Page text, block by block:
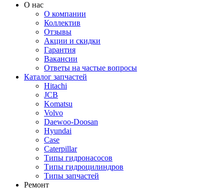
О нас
О компании
Коллектив
Отзывы
Акции и скидки
Гарантия
Вакансии
Ответы на частые вопросы
Каталог запчастей
Hitachi
JCB
Komatsu
Volvo
Daewoo-Doosan
Hyundai
Case
Caterpillar
Типы гидронасосов
Типы гидроцилиндров
Типы запчастей
Ремонт